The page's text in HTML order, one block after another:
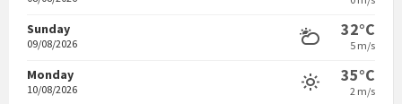
Sunday
09/08/2026
32°C
5 m/s
Monday
10/08/2026
35°C
2 m/s